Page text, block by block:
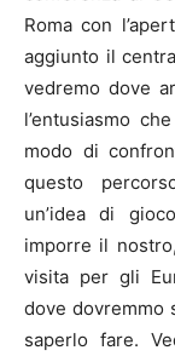
Roma con
aggiunto il
vedremo dove
l’entusiasmo
modo di
questo
un’idea di
imporre il
visita per gli
dove dovremmo
saperlo fare.